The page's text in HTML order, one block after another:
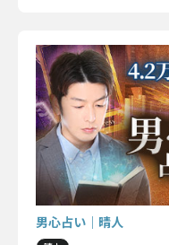
男心占い｜晴人